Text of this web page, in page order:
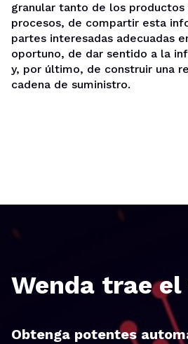
granular tanto de los
procesos, de compartir esta
partes interesadas adecuadas
oportuno, de dar sentido a la
y, por último, de construir una
cadena de suministro.
Wenda trae
Obtenga potentes